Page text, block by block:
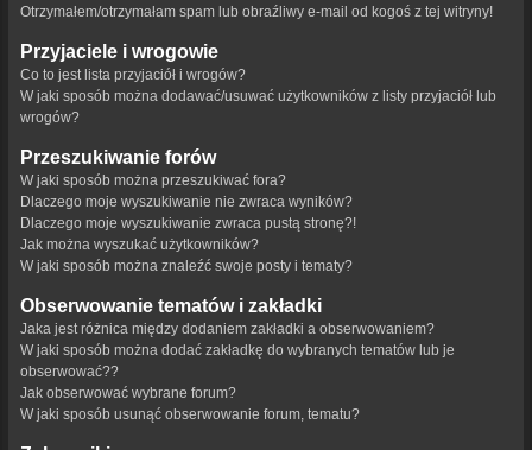
Otrzymałem/otrzymałam spam lub obraźliwy e-mail od kogoś z tej witryny!
Przyjaciele i wrogowie
Co to jest lista przyjaciół i wrogów?
W jaki sposób można dodawać/usuwać użytkowników z listy przyjaciół lub
wrogów?
Przeszukiwanie forów
W jaki sposób można przeszukiwać fora?
Dlaczego moje wyszukiwanie nie zwraca wyników?
Dlaczego moje wyszukiwanie zwraca pustą stronę?!
Jak można wyszukać użytkowników?
W jaki sposób można znaleźć swoje posty i tematy?
Obserwowanie tematów i zakładki
Jaka jest różnica między dodaniem zakładki a obserwowaniem?
W jaki sposób można dodać zakładkę do wybranych tematów lub je
obserwować??
Jak obserwować wybrane forum?
W jaki sposób usunąć obserwowanie forum, tematu?